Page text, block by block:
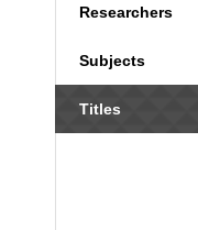
Researchers
Subjects
Titles